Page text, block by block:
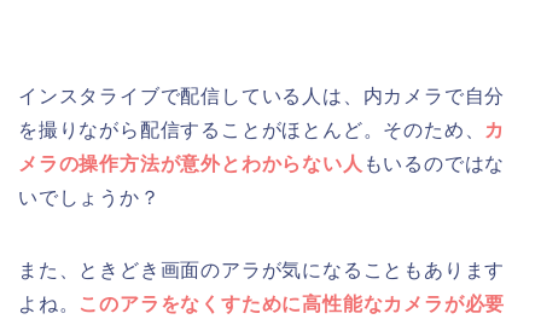
インスタライブで配信している人は、内カメラで自分
を撮りながら配信することがほとんど。そのため、 カ
メラの操作方法が意外とわからない人 もいるのではな
いでしょうか？
また、ときどき画面のアラが気になることもあります
よね。 このアラをなくすために高性能なカメラが必要